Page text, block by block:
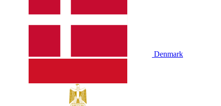
Denmark